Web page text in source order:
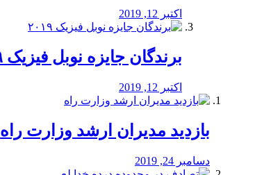
اکتبر 12, 2019
برندگان جایزه نوبل فیزیک ۲۰۱۹
اکتبر 12, 2019
بازدید مدیران ارشد وزارت راه
دسامبر 24, 2019